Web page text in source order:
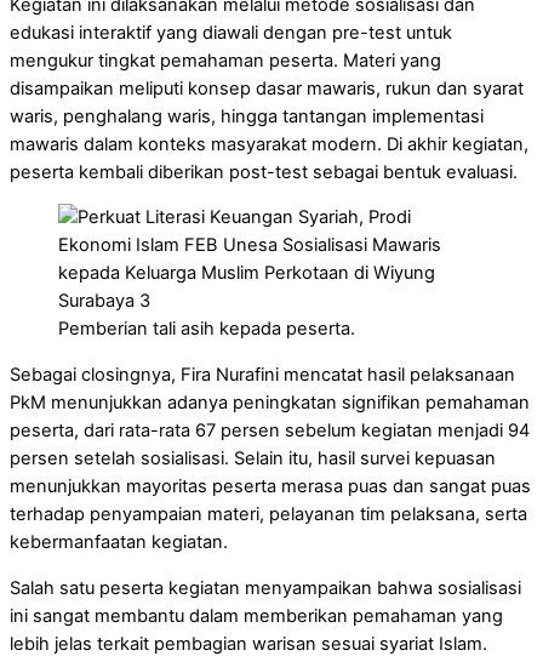
Kegiatan ini dilaksanakan melalui metode sosialisasi dan
edukasi interaktif yang diawali dengan pre-test untuk
mengukur tingkat pemahaman peserta. Materi yang
disampaikan meliputi konsep dasar mawaris, rukun dan syarat
waris, penghalang waris, hingga tantangan implementasi
mawaris dalam konteks masyarakat modern. Di akhir kegiatan,
peserta kembali diberikan post-test sebagai bentuk evaluasi.
Pemberian tali asih kepada peserta.
Sebagai closingnya, Fira Nurafini mencatat hasil pelaksanaan
PkM menunjukkan adanya peningkatan signifikan pemahaman
peserta, dari rata-rata 67 persen sebelum kegiatan menjadi 94
persen setelah sosialisasi. Selain itu, hasil survei kepuasan
menunjukkan mayoritas peserta merasa puas dan sangat puas
terhadap penyampaian materi, pelayanan tim pelaksana, serta
kebermanfaatan kegiatan.
Salah satu peserta kegiatan menyampaikan bahwa sosialisasi
ini sangat membantu dalam memberikan pemahaman yang
lebih jelas terkait pembagian warisan sesuai syariat Islam.